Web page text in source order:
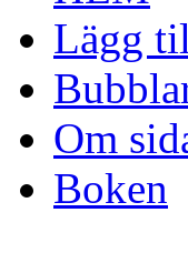
Lägg
Om
Boken